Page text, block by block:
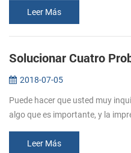
máqui...Leer Más
2018-07-05
Puede hacer que usted muy
algo que es importante, y la
impr...Leer Más